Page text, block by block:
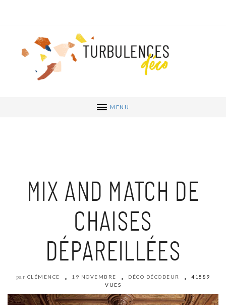
MENU
MIX AND MATCH DE
CHAISES
DÉPAREILLÉES
par CLÉMENCE 19 NOVEMBRE DÉCO DÉCODEUR
41589
VUES